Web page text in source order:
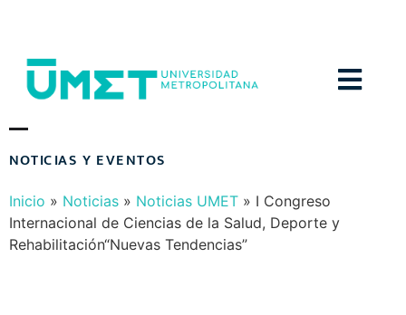
NO
T
IC
IA
S
Y
E
V
E
N
T
O
S
Inicio » Noticias » Noticias UMET » I Congreso
Internacional de Ciencias de la Salud, Deporte y
Rehabilitación“Nuevas Tendencias”